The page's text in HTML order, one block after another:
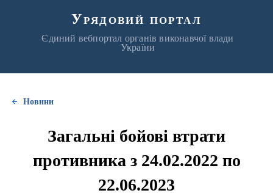
Урядовий портал
Єдиний вебпортал органів виконавчої влади
України
Новини
Загальні бойові втрати
противника з 24.02.2022 по
22.06.2023